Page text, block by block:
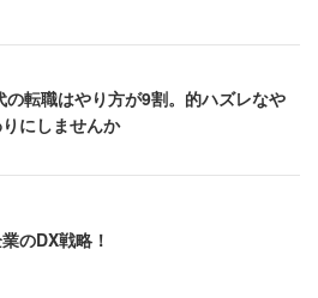
の転職はやり方が9割。的ハズレなや
にしませんか
のDX戦略！